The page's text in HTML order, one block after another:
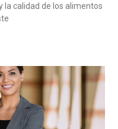
la calidad de los alimentos